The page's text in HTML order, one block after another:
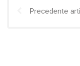
Precedente